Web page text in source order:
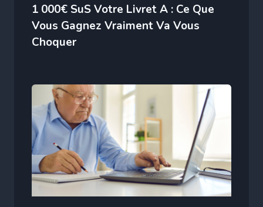
1 000€ SuS Votre Livret A : Ce Que
Vous Gagnez Vraiment Va Vous
Choquer